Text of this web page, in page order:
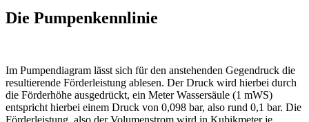
Die Pumpenkennlinie
Im Pumpendiagram lässt sich für den anstehenden Gegendruck die
resultierende Förderleistung ablesen. Der Druck wird hierbei durch
die Förderhöhe ausgedrückt, ein Meter Wassersäule (1 mWS)
entspricht hierbei einem Druck von 0,098 bar, also rund 0,1 bar. Die